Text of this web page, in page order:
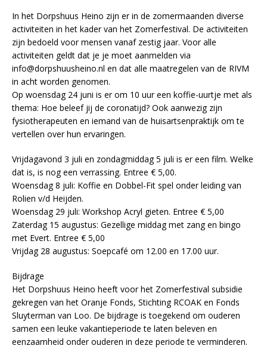
In het Dorpshuus Heino zijn er in de zomermaanden diverse
activiteiten in het kader van het Zomerfestival. De activiteiten
zijn bedoeld voor mensen vanaf zestig jaar. Voor alle
activiteiten geldt dat je je moet aanmelden via
info@dorpshuusheino.nl en dat alle maatregelen van de RIVM
in acht worden genomen.
Op woensdag 24 juni is er om 10 uur een koffie-uurtje met als
thema: Hoe beleef jij de coronatijd? Ook aanwezig zijn
fysiotherapeuten en iemand van de huisartsenpraktijk om te
vertellen over hun ervaringen.
Vrijdagavond 3 juli en zondagmiddag 5 juli is er een film. Welke
dat is, is nog een verrassing. Entree € 5,00.
Woensdag 8 juli: Koffie en Dobbel-Fit spel onder leiding van
Rolien v/d Heijden.
Woensdag 29 juli: Workshop Acryl gieten. Entree € 5,00
Zaterdag 15 augustus: Gezellige middag met zang en bingo
met Evert. Entree € 5,00
Vrijdag 28 augustus: Soepcafé om 12.00 en 17.00 uur.
Bijdrage
Het Dorpshuus Heino heeft voor het Zomerfestival subsidie
gekregen van het Oranje Fonds, Stichting RCOAK en Fonds
Sluyterman van Loo. De bijdrage is toegekend om ouderen
samen een leuke vakantieperiode te laten beleven en
eenzaamheid onder ouderen in deze periode te verminderen.